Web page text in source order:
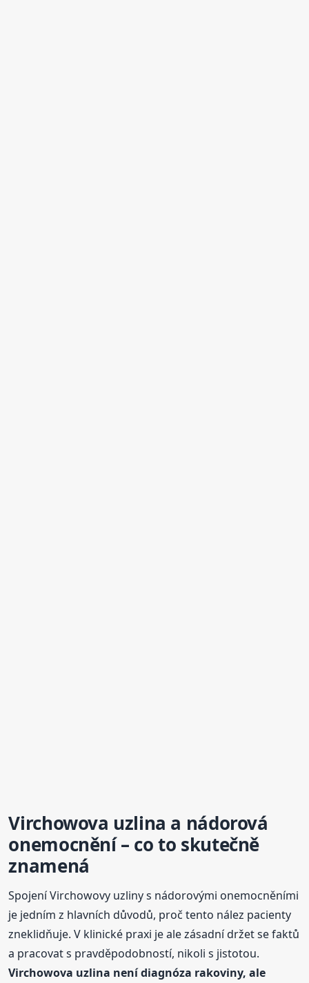
Virchowova uzlina a nádorová
onemocnění – co to skutečně
znamená
Spojení Virchowovy uzliny s nádorovými onemocněními
je jedním z hlavních důvodů, proč tento nález pacienty
zneklidňuje. V klinické praxi je ale zásadní držet se faktů
a pracovat s pravděpodobností, nikoli s jistotou.
Virchowova uzlina není diagnóza rakoviny, ale